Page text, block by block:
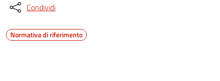
Condividi
Normativa di riferimento